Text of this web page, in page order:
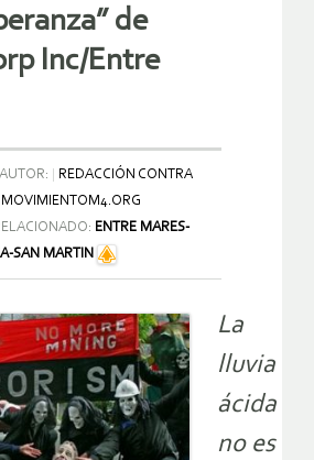
de
Inc/Entre
AUTOR:
REDACCIÓN CONTRA
MOVIMIENTOM4.ORG
ENTRE MARES-
SAN MARTIN
La
lluvia
ácida
no es